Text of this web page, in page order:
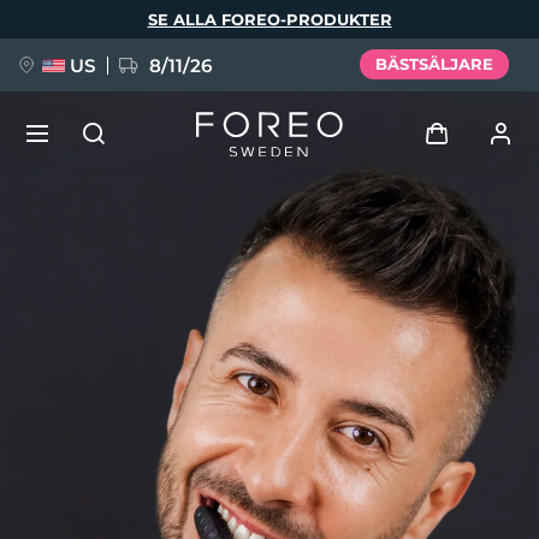
SE ALLA FOREO-PRODUKTER
US 8/11/26 BÄSTSÄLJARE
Logga in
Användarprofil
Mina enheter
Mina beställningar
Mina adresser
Mina prenumerationer
FAQ™ Pure Beauty-Tech Elixir
issa™ Teeth Whitening Set
Deutsch
Español
Italiano
Português
Svenska
Русский
简体中文 繁體中文